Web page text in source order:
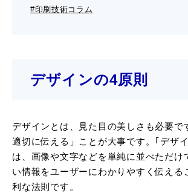
#印刷技術コラム
デザインの4原則
デザインとは、見た目の美しさも必要で
適切に伝える」ことが大事です。｢デザ
は、画像や文字などを単純に並べただけ
い情報をユーザーにわかりやすく伝える
利な法則です。